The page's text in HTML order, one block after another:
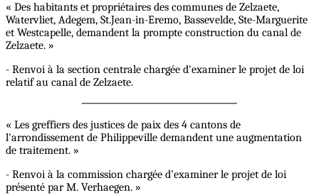
« Des habitants et propriétaires des communes de Zelzaete,
Watervliet, Adegem, St.Jean-in-Eremo, Bassevelde, Ste-Marguerite
et Westcapelle, demandent la prompte construction du canal de
Zelzaete. »
- Renvoi à la section centrale chargée d'examiner le projet de loi
relatif au canal de Zelzaete.
« Les greffiers des justices de paix des 4 cantons de
l'arrondissement de Philippeville demandent une augmentation
de traitement. »
- Renvoi à la commission chargée d'examiner le projet de loi
présenté par M. Verhaegen. »